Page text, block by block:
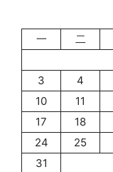
一
二
3
4
10
11
17
18
24
25
31